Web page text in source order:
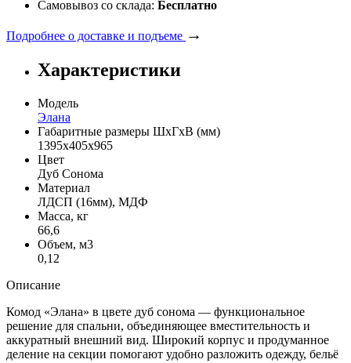
Самовывоз со склада: Бесплатно
Подробнее о доставке и подъеме →
Характеристики
Модель
Элана
Габаритные размеры ШхГхВ (мм)
1395х405х965
Цвет
Дуб Сонома
Материал
ЛДСП (16мм), МДФ
Масса, кг
66,6
Объем, м3
0,12
Описание
Комод «Элана» в цвете дуб сонома — функциональное
решение для спальни, объединяющее вместительность и
аккуратный внешний вид. Широкий корпус и продуманное
деление на секции помогают удобно разложить одежду, бельё